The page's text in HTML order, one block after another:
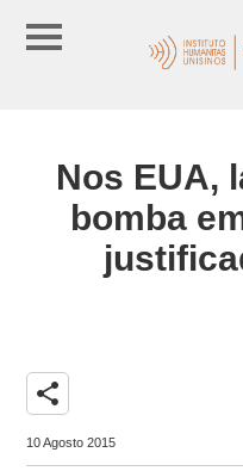
Nos EUA,
bomba
share
10 Agosto 2015